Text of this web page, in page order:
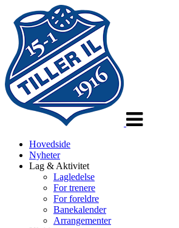
Hovedside
Nyheter
Lag & Aktivitet
Lagledelse
For trenere
For foreldre
Banekalender
Arrangementer